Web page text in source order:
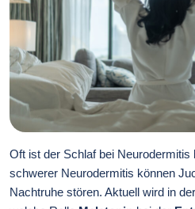
Oft ist der Schlaf bei
schwerer Neurodermitis können
Nachtruhe stören. Aktuell wird in